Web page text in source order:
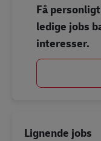
Få
ledige jobs
interesser.
Lignende jobs